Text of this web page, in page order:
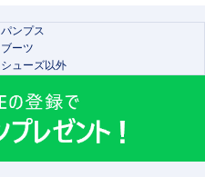
パンプス
ブーツ
シューズ以外